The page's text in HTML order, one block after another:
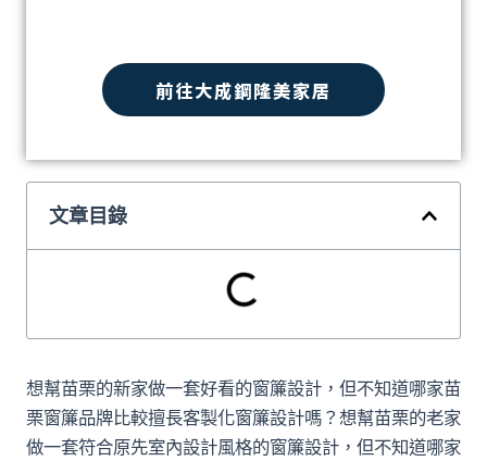
前往大成鋼隆美家居
文章目錄
想幫苗栗的新家做一套好看的窗簾設計，但不知道哪家苗
栗窗簾品牌比較擅長客製化窗簾設計嗎？想幫苗栗的老家
做一套符合原先室內設計風格的窗簾設計，但不知道哪家